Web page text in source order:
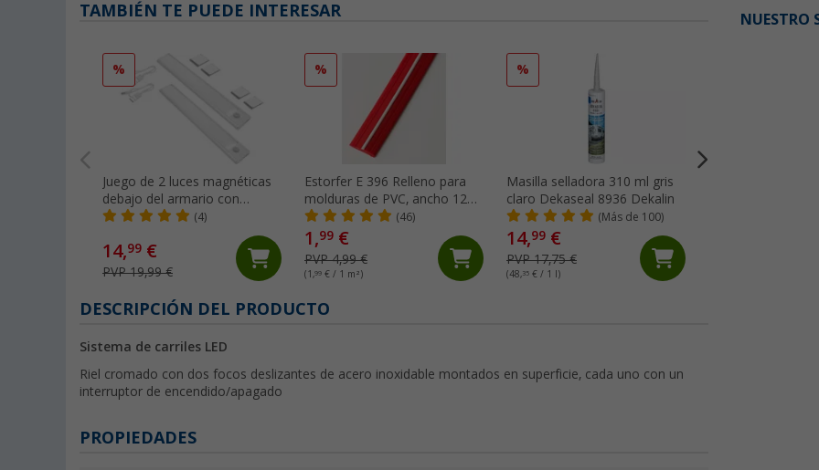
NUESTRO
TAMBIÉN TE PUEDE INTERESAR
%
Juego de 2 luces magnéticas
debajo del armario con
sensor de movimiento Nivaria
(4)
14,99 €
PVP 19,99 €
%
Estorfer E 396 Relleno para
molduras de PVC, ancho 12
mm, vendido al metro,
rojo/blanco
(46)
1,99 €
PVP 4,99 €
(1,99 € / 1 m²)
%
Masilla selladora 310 ml gris
claro Dekaseal 8936 Dekalin
(Más de 100)
14,99 €
PVP 17,75 €
(48,35 € / 1 l)
DESCRIPCIÓN DEL PRODUCTO
Sistema de carriles LED
Riel cromado con dos focos deslizantes de acero inoxidable montados en superficie, cada uno con un
interruptor de encendido/apagado
PROPIEDADES